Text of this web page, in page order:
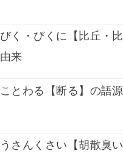
びく・びくに【比丘・
由来
ことわる【断る】の語
うさんくさい【胡散臭